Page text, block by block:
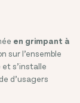
en grimpant à
sur l’ensemble
et s’installe
d’usagers